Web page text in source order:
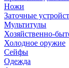
Ножи
Заточные
Мультитулы
Хозяйственно-
Холодное оружие
Сейфы
Одежда